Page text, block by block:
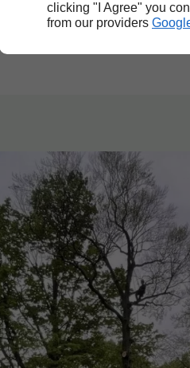
clicking "I Agree" you
from our providers